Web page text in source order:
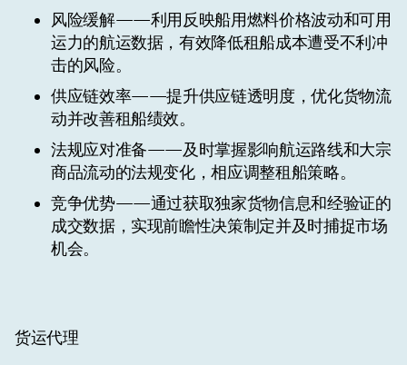
风险缓解——利用反映船用燃料价格波动和可用
运力的航运数据，有效降低租船成本遭受不利冲
击的风险。
供应链效率——提升供应链透明度，优化货物流
动并改善租船绩效。
法规应对准备——及时掌握影响航运路线和大宗
商品流动的法规变化，相应调整租船策略。
竞争优势——通过获取独家货物信息和经验证的
成交数据，实现前瞻性决策制定并及时捕捉市场
机会。
货运代理